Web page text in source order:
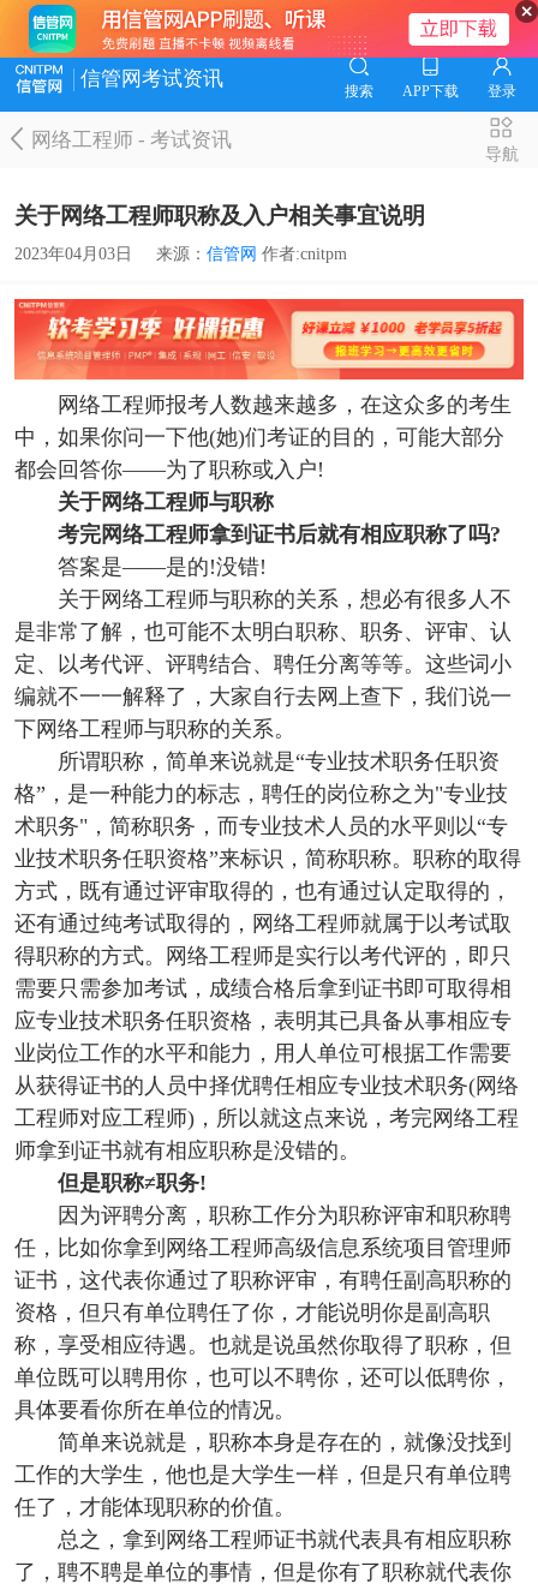
信管网考试资讯
搜索 APP下载 登录
网络工程师-考试资讯
导航
关于网络工程师职称及入户相关事宜说明
2023年04月03日 来源： 信管网 作者:cnitpm
网络工程师报考人数越来越多，在这众多的考生
中，如果你问一下他(她)们考证的目的，可能大部分
都会回答你——为了职称或入户!
关于网络工程师与职称
考完网络工程师拿到证书后就有相应职称了吗?
答案是——是的!没错!
关于网络工程师与职称的关系，想必有很多人不
是非常了解，也可能不太明白职称、职务、评审、认
定、以考代评、评聘结合、聘任分离等等。这些词小
编就不一一解释了，大家自行去网上查下，我们说一
下网络工程师与职称的关系。
所谓职称，简单来说就是“专业技术职务任职资
格”，是一种能力的标志，聘任的岗位称之为"专业技
术职务"，简称职务，而专业技术人员的水平则以“专
业技术职务任职资格”来标识，简称职称。职称的取得
方式，既有通过评审取得的，也有通过认定取得的，
还有通过纯考试取得的，网络工程师就属于以考试取
得职称的方式。网络工程师是实行以考代评的，即只
需要只需参加考试，成绩合格后拿到证书即可取得相
应专业技术职务任职资格，表明其已具备从事相应专
业岗位工作的水平和能力，用人单位可根据工作需要
从获得证书的人员中择优聘任相应专业技术职务(网络
工程师对应工程师)，所以就这点来说，考完网络工程
师拿到证书就有相应职称是没错的。
但是职称≠职务!
因为评聘分离，职称工作分为职称评审和职称聘
任，比如你拿到网络工程师高级信息系统项目管理师
证书，这代表你通过了职称评审，有聘任副高职称的
资格，但只有单位聘任了你，才能说明你是副高职
称，享受相应待遇。也就是说虽然你取得了职称，但
单位既可以聘用你，也可以不聘你，还可以低聘你，
具体要看你所在单位的情况。
简单来说就是，职称本身是存在的，就像没找到
工作的大学生，他也是大学生一样，但是只有单位聘
任了，才能体现职称的价值。
总之，拿到网络工程师证书就代表具有相应职称
了，聘不聘是单位的事情，但是你有了职称就代表你